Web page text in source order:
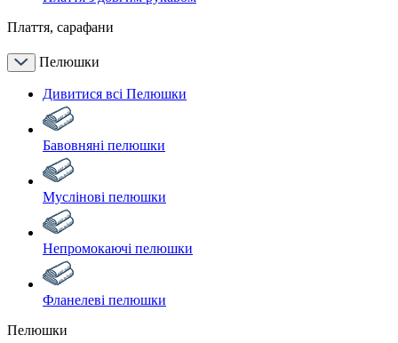
Плаття, сарафани
Пелюшки
Дивитися всі Пелюшки
Бавовняні пелюшки
Муслінові пелюшки
Непромокаючі пелюшки
Фланелеві пелюшки
Пелюшки